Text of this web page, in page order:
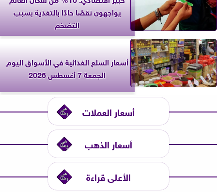
يواجهون نقصًا حادًا بالتغذية بسبب
التضخم
أسعار السلع الغذائية في الأسواق اليوم
الجمعة 7 أغسطس 2026
أسعار العملات
أسعار الذهب
الأعلى قراءة